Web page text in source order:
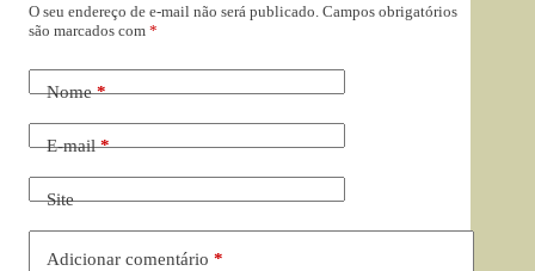
O seu endereço de e-mail não será publicado. Campos obrigatórios
são marcados com *
Nome*
E-mail*
Site
Adicionar comentário *